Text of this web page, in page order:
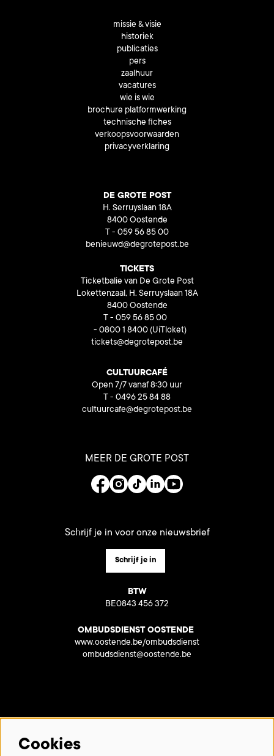
missie & visie
historiek
publicaties
pers
zaalhuur
vacatures
wie is wie
brochure platformwerking
technische fiches
verkoopsvoorwaarden
privacyverklaring
DE GROTE POST
H. Serruyslaan 18A
8400 Oostende
T - 059 56 85 00
benieuwd@degrotepost.be
TICKETS
Ticketbalie van De Grote Post
Lokettenzaal, H. Serruyslaan 18A
8400 Oostende
T - 059 56 85 00
- 0800 1 8400 (UiTloket)
tickets@degrotepost.be
CULTUURCAFÉ
Open 7/7 vanaf 8:30 uur
T - 0496 25 84 88
cultuurcafe@degrotepost.be
MEER DE GROTE POST
Schrijf je in voor onze nieuwsbrief
Schrijf je in
BTW
BE0843 456 372
OMBUDSDIENST OOSTENDE
www.oostende.be/ombudsdienst
ombudsdienst@oostende.be
Cookies